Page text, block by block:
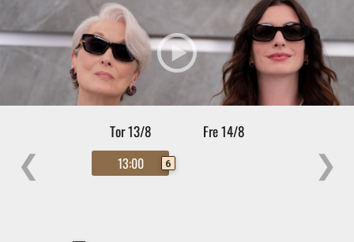
❮
Tor 13/8
13:00 6
Fre 14/8
❯